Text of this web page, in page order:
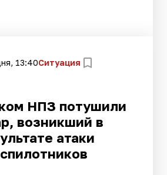
13:40Ситуация
НПЗ потушили
возникший в
атаки